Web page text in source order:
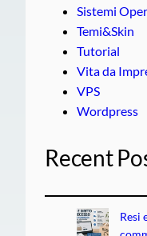
Sistemi
Temi&Skin
Tutorial
Vita da
VPS
Wordpress
Recent
Resi